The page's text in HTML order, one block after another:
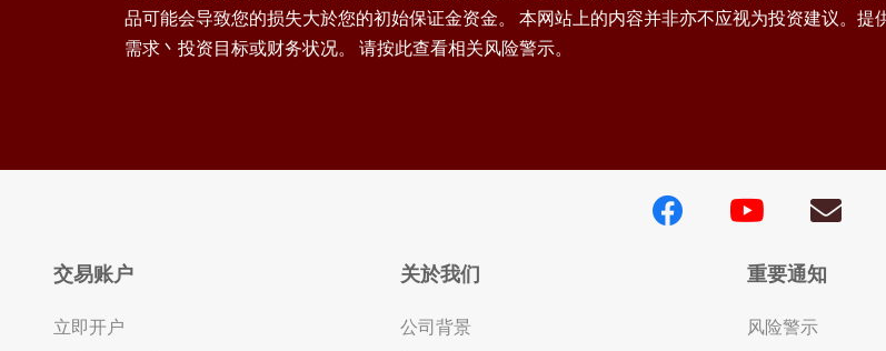
2.2 平仓市价单
2.2.1 无确认讯息
a. Leave Order (1 张限价订单/ 1 张止
b. OCO (2 张订单 其中1张被执行後
品可能会导致您的损失大於您的初始保证金资金。 本网站上的内容并非亦不应视为投资建议。
需求丶投资目标或财务状况。 请按此查看相关风险警示。
交易账户
立即开户
关於我们
公司背景
重要通知
风险警示